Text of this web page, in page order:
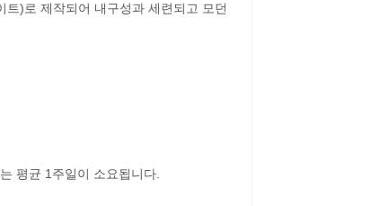
)로 제작되어 내구성과 세련되고 모던
평균 1주일이 소요됩니다.